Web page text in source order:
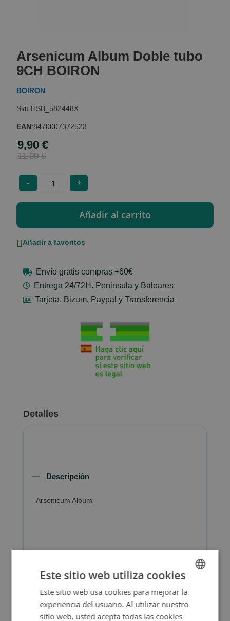
the
beginning
of
the
gallery
Arsenicum Album Doble tubo
9CH BOIRON
BOIRON
HSB_582448X
EAN:8470007372523
Special
Price
9,90 €
11,00 €
- +
Añadir a favoritos
Envío gratis compras +60€
Entrega 24/72H. Peninsula y Baleares
Tarjeta, Bizum, Paypal y Transferencia
Detalles
Descripción
Arsenicum Album
SPANISH
ENGLISH
Este sitio web utiliza cookies
Este sitio web usa cookies para mejorar la
experiencia del usuario. Al utilizar nuestro
sitio web, usted acepta todas las cookies